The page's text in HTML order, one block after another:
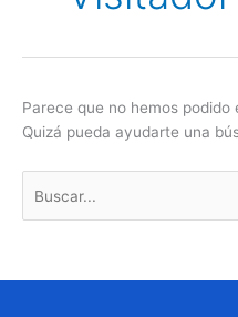
Parece que no hemos
Quizá pueda ayudarte una